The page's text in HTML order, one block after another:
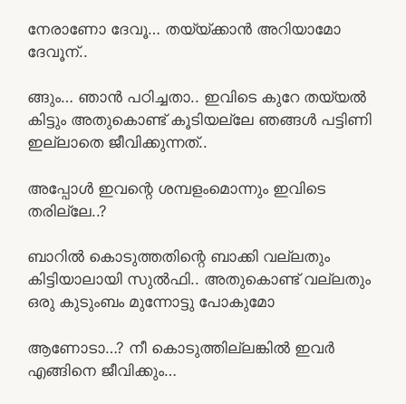
നേരാണോ ദേവൂ… തയ്യ്ക്കാൻ അറിയാമോ
ദേവൂന്..
ങ്ങും… ഞാൻ പഠിച്ചതാ.. ഇവിടെ കുറേ തയ്യൽ
കിട്ടും അതുകൊണ്ട് കൂടിയല്ലേ ഞങ്ങൾ പട്ടിണി
ഇല്ലാതെ ജീവിക്കുന്നത്..
അപ്പോൾ ഇവന്റെ ശമ്പളംമൊന്നും ഇവിടെ
തരില്ലേ..?
ബാറിൽ കൊടുത്തതിന്റെ ബാക്കി വല്ലതും
കിട്ടിയാലായി സുൽഫി.. അതുകൊണ്ട് വല്ലതും
ഒരു കുടുംബം മുന്നോട്ടു പോകുമോ
ആണോടാ…? നീ കൊടുത്തില്ലങ്കിൽ ഇവർ
എങ്ങിനെ ജീവിക്കും…